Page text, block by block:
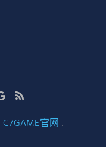
C7GAME官网 .